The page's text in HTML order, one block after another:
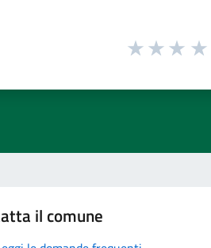
il comune